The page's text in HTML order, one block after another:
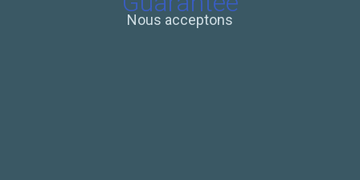
Nous acceptons